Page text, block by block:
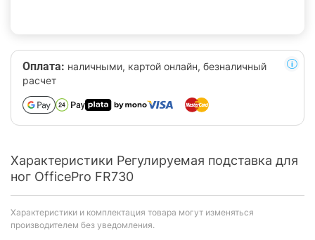
Оплата: наличными, картой онлайн, безналичный
расчет
Характеристики Регулируемая подставка для
ног OfficePro FR730
Характеристики и комплектация товара могут изменяться
производителем без уведомления.